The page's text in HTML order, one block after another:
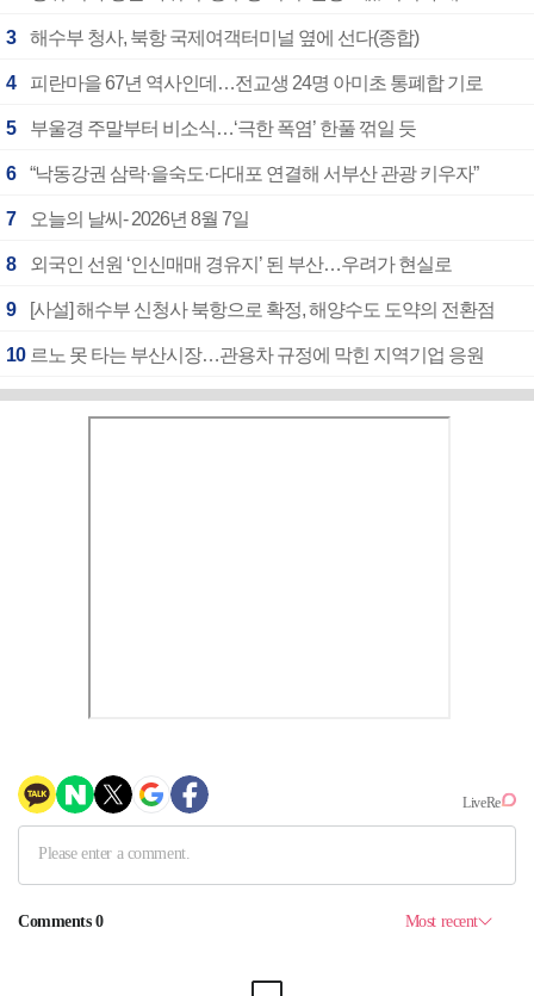
3 해수부 청사, 북항 국제여객터미널 옆에 선다(종합)
4 피란마을 67년 역사인데…전교생 24명 아미초 통폐합 기로
5 부울경 주말부터 비소식…‘극한 폭염’ 한풀 꺾일 듯
6 “낙동강권 삼락·을숙도·다대포 연결해 서부산 관광 키우자”
7 오늘의 날씨- 2026년 8월 7일
8 외국인 선원 ‘인신매매 경유지’ 된 부산…우려가 현실로
9 [사설] 해수부 신청사 북항으로 확정, 해양수도 도약의 전환점
10 르노 못 타는 부산시장…관용차 규정에 막힌 지역기업 응원